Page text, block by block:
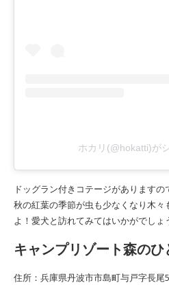
ホカリ(@hokatti)が
ドッグラン付きコテージがありますの
秋の紅葉の季節が虫も少なくなり木
よ！愛犬と訪れてみてはいかがでしょ
キャンプリゾート森の
住所：兵庫県丹波市市島町与戸字長尾